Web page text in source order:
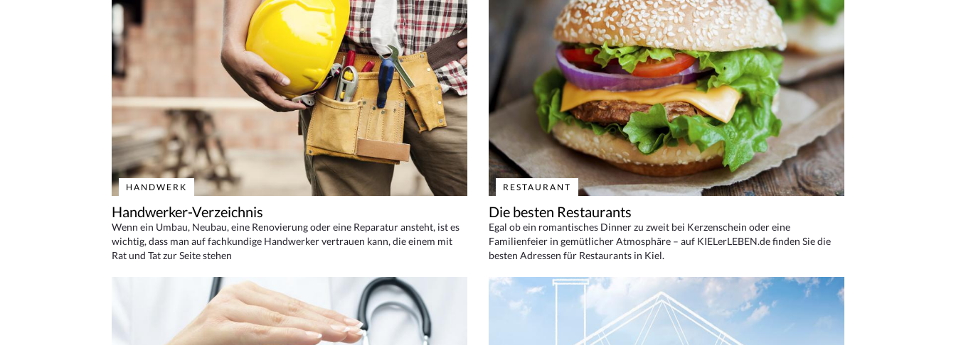
HANDWERK
Handwerker-Verzeichnis
Wenn ein Umbau, Neubau, eine Renovierung oder eine Reparatur ansteht, ist es
wichtig, dass man auf fachkundige Handwerker vertrauen kann, die einem mit
Rat und Tat zur Seite stehen
RESTAURANT
Die besten Restaurants
Egal ob ein romantisches Dinner zu zweit bei Kerzenschein oder eine
Familienfeier in gemütlicher Atmosphäre – auf KIELerLEBEN.de finden Sie die
besten Adressen für Restaurants in Kiel.